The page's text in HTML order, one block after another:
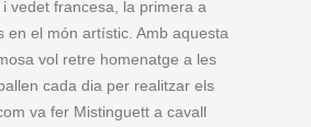
vedet francesa, la primera a
en el món artístic. Amb aquesta
vol retre homenatge a les
cada dia per realitzar els
va fer Mistinguett a cavall